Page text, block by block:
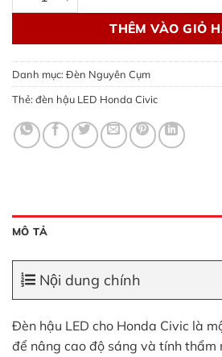
THÊM VÀO GIỎ
Danh mục: Đèn Nguyên Cụm
Thẻ: đèn hậu LED Honda Civic
MÔ TẢ
Nội dung chính
Đèn hậu LED cho Honda Civic là
để nâng cao độ sáng và tính thẩm